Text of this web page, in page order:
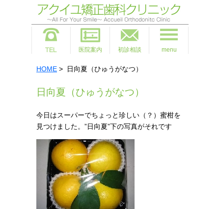
医院案内 初診相談 menu
HOME > 日向夏（ひゅうがなつ）
日向夏（ひゅうがなつ）
今日はスーパーでちょっと珍しい（？）蜜柑を
見つけました。”日向夏”下の写真がそれです